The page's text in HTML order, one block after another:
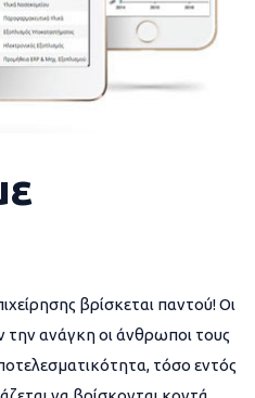
βρίσκεται παντού! Οι
την ανάγκη οι άνθρωποι τους
τόσο εντός